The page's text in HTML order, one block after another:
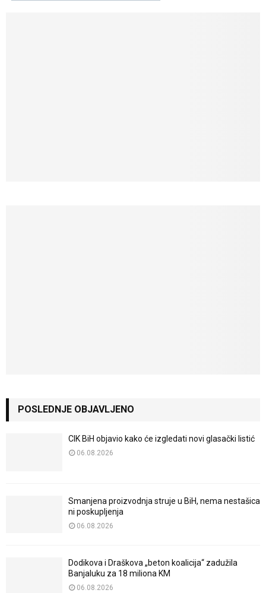
POSLEDNJE OBJAVLJENO
CIK BiH objavio kako će izgledati novi glasački listić
06.08.2026
Smanjena proizvodnja struje u BiH, nema nestašica
ni poskupljenja
06.08.2026
Dodikova i Draškova „beton koalicija“ zadužila
Banjaluku za 18 miliona KM
06.08.2026